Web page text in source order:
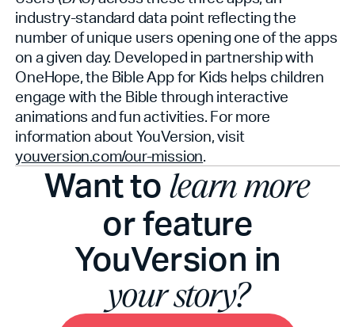
industry-standard data point reflecting the
number of unique users opening one of the apps
on a given day. Developed in partnership with
OneHope, the Bible App for Kids helps children
engage with the Bible through interactive
animations and fun activities. For more
information about YouVersion, visit
youversion.com/our-mission.
Want to learn more
or feature
YouVersion in
your story?